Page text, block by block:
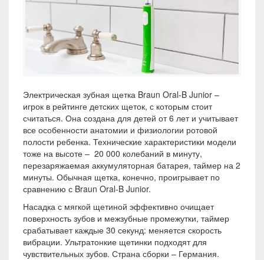
Электрическая зубная щетка Braun Oral-B Junior –
игрок в рейтинге детских щеток, с которым стоит
считаться. Она создана для детей от 6 лет и учитывает
все особенности анатомии и физиологии ротовой
полости ребенка. Технические характеристики модели
тоже на высоте – 20 000 колебаний в минуту,
перезаряжаемая аккумуляторная батарея, таймер на 2
минуты. Обычная щетка, конечно, проигрывает по
сравнению с Braun Oral-B Junior.
Насадка с мягкой щетиной эффективно очищает
поверхность зубов и межзубные промежутки, таймер
срабатывает каждые 30 секунд: меняется скорость
вибрации. Ультратонкие щетинки подходят для
чувствительных зубов. Страна сборки – Германия.